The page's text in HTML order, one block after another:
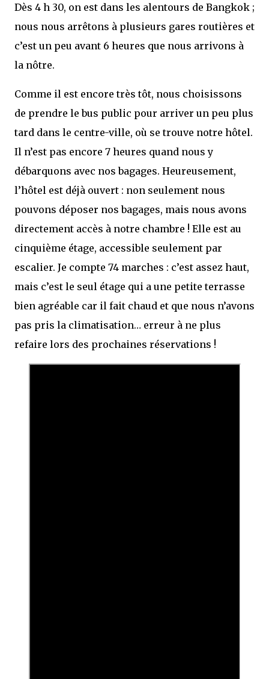
Dès 4 h 30, on est dans les alentours de Bangkok ;
nous nous arrêtons à plusieurs gares routières et
c’est un peu avant 6 heures que nous arrivons à
la nôtre.
Comme il est encore très tôt, nous choisissons
de prendre le bus public pour arriver un peu plus
tard dans le centre-ville, où se trouve notre hôtel.
Il n’est pas encore 7 heures quand nous y
débarquons avec nos bagages. Heureusement,
l’hôtel est déjà ouvert : non seulement nous
pouvons déposer nos bagages, mais nous avons
directement accès à notre chambre ! Elle est au
cinquième étage, accessible seulement par
escalier. Je compte 74 marches : c’est assez haut,
mais c’est le seul étage qui a une petite terrasse
bien agréable car il fait chaud et que nous n’avons
pas pris la climatisation… erreur à ne plus
refaire lors des prochaines réservations !